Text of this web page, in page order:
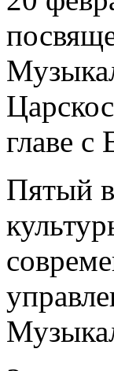
главе с
Пятый